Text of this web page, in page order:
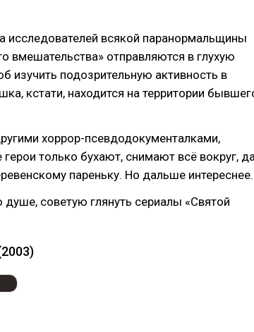
исследователей всякой паранормальщины
вмешательства» отправляются в глухую
изучить подозрительную активность в
кстати, находится на территории
хоррор-псевдодокументалками,
герои только бухают, снимают всё вокруг,
пареньку. Но дальше интереснее.
душе, советую глянуть сериалы «Святой